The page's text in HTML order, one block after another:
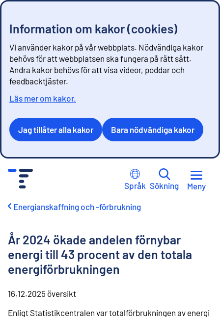
Information om kakor (cookies)
Vi använder kakor på vår webbplats. Nödvändiga kakor
behövs för att webbplatsen ska fungera på rätt sätt.
Andra kakor behövs för att visa videor, poddar och
feedbacktjäster.
Läs mer om kakor.
Jag tillåter alla kakor Bara nödvändiga kakor
Språk Sökning Meny
Energianskaffning och -förbrukning
År 2024 ökade andelen förnybar
energi till 43 procent av den totala
energiförbrukningen
16.12.2025 översikt
Enligt Statistikcentralen var totalförbrukningen av energi